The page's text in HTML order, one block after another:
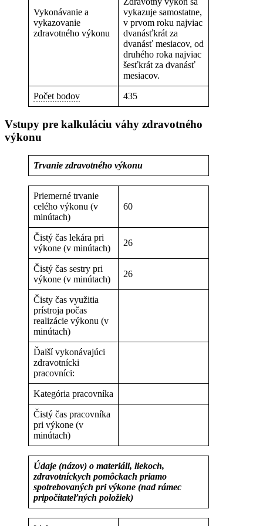
Vykonávanie a
vykazovanie
zdravotného výkonu
vykazuje samostatne,
v prvom roku najviac
dvanásťkrát za
dvanásť mesiacov, od
druhého roka najviac
šesťkrát za dvanásť
mesiacov.
Počet bodov 435
Vstupy pre kalkuláciu váhy zdravotného
výkonu
Trvanie zdravotného výkonu
Priemerné trvanie
celého výkonu (v
minútach)
60
Čistý čas lekára pri
výkone (v minútach)
26
Čistý čas sestry pri
výkone (v minútach)
26
Čisty čas využitia
prístroja počas
realizácie výkonu (v
minútach)
Ďalší vykonávajúci
zdravotnícki
pracovníci:
Kategória pracovníka
Čistý čas pracovníka
pri výkone (v
minútach)
Údaje (názov) o materiáli, liekoch,
zdravotníckych pomôckach priamo
spotrebovaných pri výkone (nad rámec
pripočítateľných položiek)